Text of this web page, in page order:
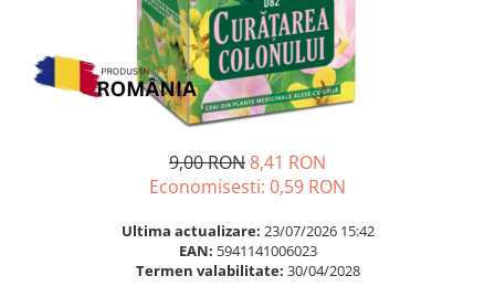
Par si unghii
Probiotice si prebiotice
Slabire si control greutate
Somn stres si anxietate
Balsam masca si tratament
Produse cu SPF Pentru Fata
9,00 RON8,41 RON
Economisesti: 0,59 RON
Ultima actualizare: 23/07/2026 15:42
EAN: 5941141006023
Termen valabilitate: 30/04/2028